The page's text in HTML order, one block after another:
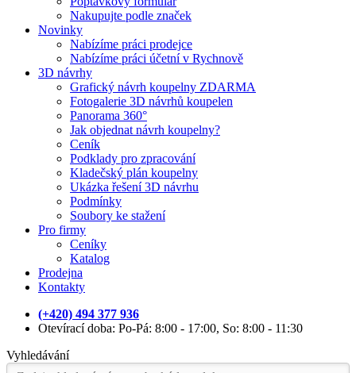
Nakupujte podle značek
Novinky
Nabízíme práci prodejce
Nabízíme práci účetní v Rychnově
3D návrhy
Grafický návrh koupelny ZDARMA
Fotogalerie 3D návrhů koupelen
Panorama 360°
Jak objednat návrh koupelny?
Ceník
Podklady pro zpracování
Kladečský plán koupelny
Ukázka řešení 3D návrhu
Podmínky
Soubory ke stažení
Pro firmy
Ceníky
Katalog
Prodejna
Kontakty
(+420) 494 377 936
Otevírací doba: Po-Pá: 8:00 - 17:00, So: 8:00 - 11:30
Vyhledávání